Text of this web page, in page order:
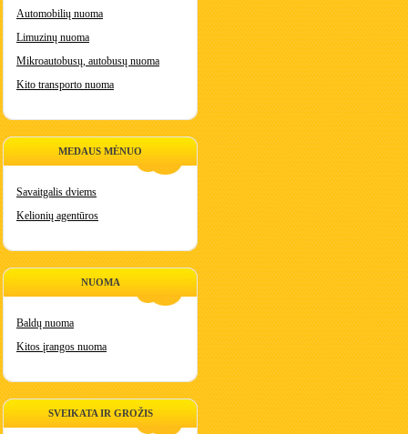
Automobilių nuoma
Limuzinų nuoma
Mikroautobusų, autobusų nuoma
Kito transporto nuoma
MEDAUS MĖNUO
Savaitgalis dviems
Kelionių agentūros
NUOMA
Baldų nuoma
Kitos įrangos nuoma
SVEIKATA IR GROŽIS